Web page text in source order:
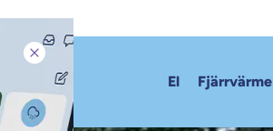
El Fjärrvärme
Stäng pop-up